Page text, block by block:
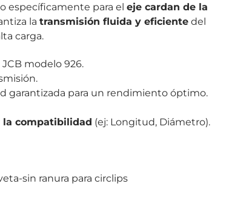
específicamente para el eje cardan de la
la transmisión fluida y eficientedel
carga.
modelo 926.
garantizada para un rendimiento óptimo.
la compatibilidad (ej: Longitud, Diámetro).
sin ranura para circlips